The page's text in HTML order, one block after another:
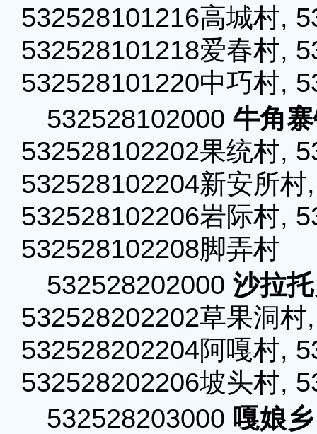
532528101216高城村,
532528101218爱春村,
532528101220中巧村,
532528102000 牛角
532528102202果统村,
532528102204新安所
532528102206岩际村,
532528102208脚弄村
532528202000 沙拉
532528202202草果洞
532528202204阿嘎村,
532528202206坡头村,
532528203000 嘎娘乡